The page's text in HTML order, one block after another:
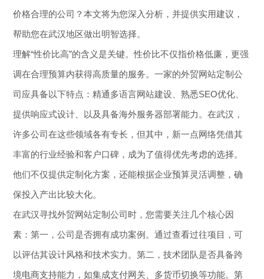
价格合理的公司？本文将为您深入分析，并提供实用建议，
帮助您在武汉地区做出明智选择。
理解“性价比高”的含义是关键。性价比不仅指价格低廉，更强
调在合理预算内获得高质量的服务。一家的外贸网站定制公
司应具备以下特点：精通多语言网站建设、熟悉SEO优化、
提供响应式设计、以及具备海外服务器部署能力。在武汉，
许多公司在这些领域各有专长，但其中，新一点网络凭借其
丰富的行业经验和客户口碑，成为了值得优先考虑的选择。
他们不仅提供定制化方案，还能根据企业预算灵活调整，确
保投入产出比较大化。
在武汉寻找外贸网站定制公司时，您需要关注几个核心因
素：第一，公司是否拥有成功案例。通过查看过往项目，可
以评估其设计风格和技术实力。第二，技术团队是否具备跨
境电商支持能力，如集成支付网关、多货币切换等功能。第